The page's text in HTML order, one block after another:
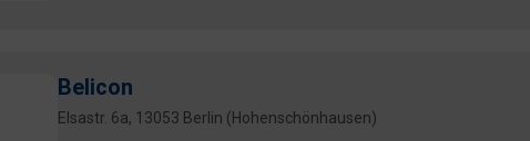
Belicon
Elsastr. 6a, 13053 Berlin (Hohenschönhausen)